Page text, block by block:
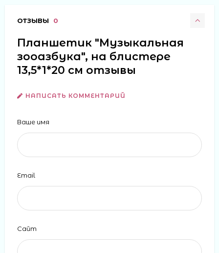
ОТЗЫВЫ 0
Планшетик "Музыкальная
зооазбука", на блистере
13,5*1*20 см отзывы
НАПИСАТЬ КОММЕНТАРИЙ
Ваше имя
Email
Сайт